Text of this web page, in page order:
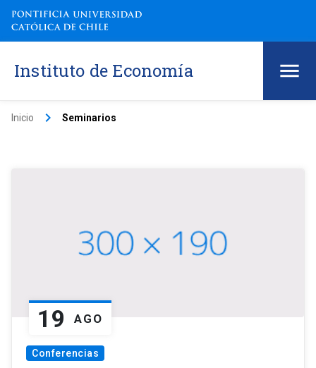
Instituto de Economía
Inicio keyboard_arrow_right Seminarios
19 AGO
Conferencias